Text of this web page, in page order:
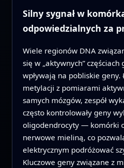
Silny sygnał w
odpowiedzialnych za
Wiele regionów DNA
się w „aktywnych”
wpływają na pobliskie geny.
metylacji z pomiarami
samych mózgów, zespół
często kontrolowały geny
oligodendrocyty — komórki
nerwowe mieliną, co
elektrycznym podróżować
Kluczowe geny związane z